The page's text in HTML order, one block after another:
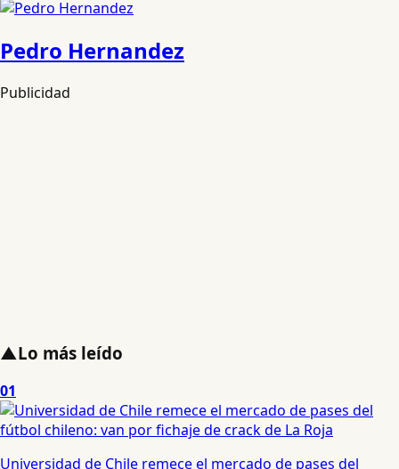
Pedro Hernandez
Publicidad
▲Lo más leído
01
Universidad de Chile remece el mercado de pases del